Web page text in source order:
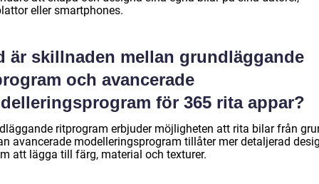
eller smartphones.
är skillnaden mellan grundläggande
och avancerade
för 365 rita appar?
ritprogram erbjuder möjligheten att rita bilar från
avancerade modelleringsprogram tillåter mer detaljerad
att lägga till färg, material och texturer.